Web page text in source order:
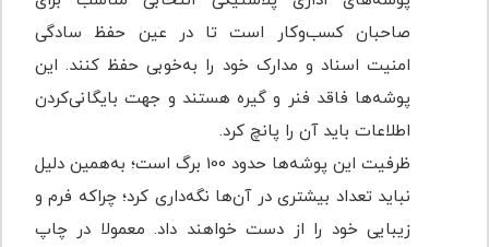
صاحبان کسب‌وکار است تا در عین حفظ سادگی
امنیت اسناد و مدارک خود را به‌خوبی حفظ کنند. این
پوشه‌ها فاقد فنر و گیره هستند و جهت بایگانی‌کردن
اطلاعات باید آن را پانچ کرد.
ظرفیت این پوشه‌ها حدود 100 برگ است؛ به‌همین دلیل
نباید تعداد بیشتری در آن‌ها نگه‌داری کرد؛ چراکه فرم و
زیبایی خود را از دست خواهند داد. معمولا در چاپ